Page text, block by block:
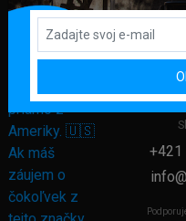
GLOBAL
Námestie
+421